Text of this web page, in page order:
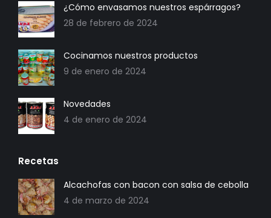
¿Cómo envasamos nuestros espárragos?
28 de febrero de 2024
Cocinamos nuestros productos
9 de enero de 2024
Novedades
4 de enero de 2024
Recetas
Alcachofas con bacon con salsa de cebolla
4 de marzo de 2024